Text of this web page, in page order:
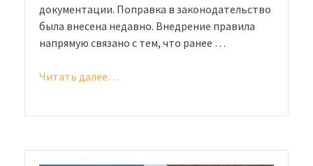
документации. Поправка в законодательство
была внесена недавно. Внедрение правила
напрямую связано с тем, что ранее …
Читать далее…